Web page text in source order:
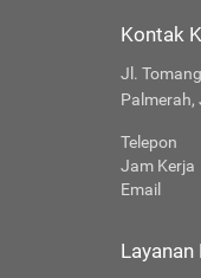
Kontak
Jl.
Telepon
Jam Kerja
Email